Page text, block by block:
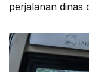
perjalanan dinas